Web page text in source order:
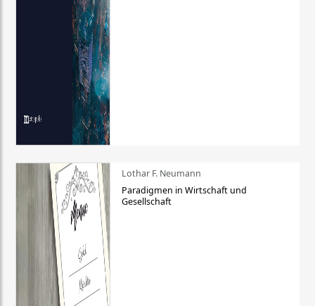
Lothar F. Neumann
Paradigmen in Wirtschaft und
Gesellschaft